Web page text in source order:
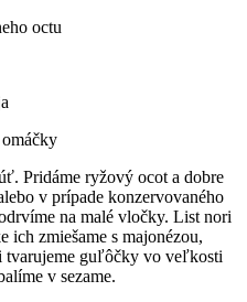
octu
Pridáme ryžový ocot a dobre
v prípade konzervovaného
na malé vločky. List nori
ich zmiešame s majonézou,
tvarujeme guľôčky vo veľkosti
v sezame.